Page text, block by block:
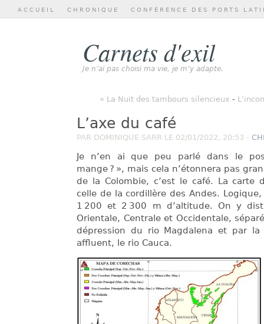
Carnets d'exil
Je n’ai pas choisi ma vie, je m’y adapte.
ACCUEIL CHRONIQUE CONFÉRENCE DES PORTS
« La Nuit des tambours silencieux -
L’axe du café
PAR DOMINIQUE SARR LE 02/01/2022, 20:53 -
Je n’en ai que peu parlé dans le
mange ? », mais cela n’étonnera pas
de la Colombie, c’est le café. La carte
celle de la cordillère des Andes.
1 200 et 2 300 m d’altitude. On y
Orientale, Centrale et Occidentale,
dépression du rio Magdalena et par la
affluent, le rio Cauca.